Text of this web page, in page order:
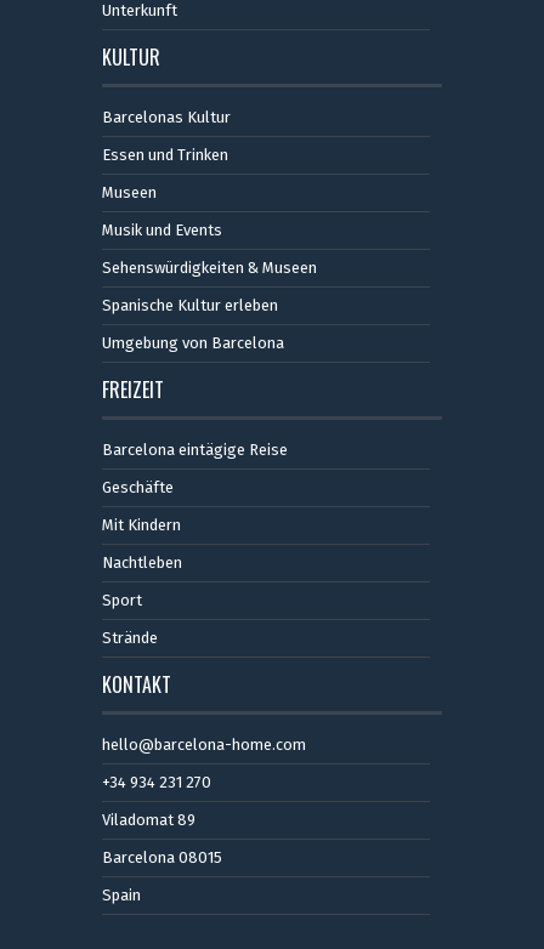
Unterkunft
KULTUR
Barcelonas Kultur
Essen und Trinken
Museen
Musik und Events
Sehenswürdigkeiten & Museen
Spanische Kultur erleben
Umgebung von Barcelona
FREIZEIT
Barcelona eintägige Reise
Geschäfte
Mit Kindern
Nachtleben
Sport
Strände
KONTAKT
hello@barcelona-home.com
+34 934 231 270
Viladomat 89
Barcelona 08015
Spain